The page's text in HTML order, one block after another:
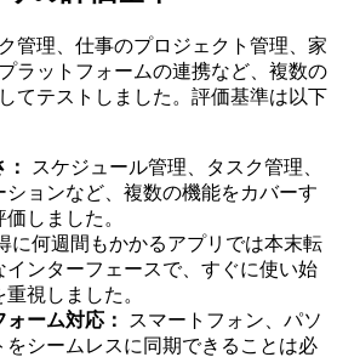
管理、仕事のプロジェクト管理、家
ラットフォームの連携など、複数の
てテストしました。評価基準は以下
スケジュール管理、タスク管理、
ションなど、複数の機能をカバーす
しました。
に何週間もかかるアプリでは本末転
インターフェースで、すぐに使い始
視しました。
ーム対応：
スマートフォン、パソ
をシームレスに同期できることは必